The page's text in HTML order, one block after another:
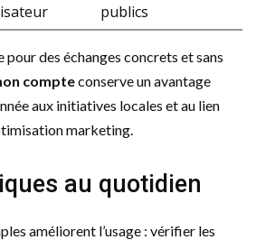
publics
des échanges concrets et sans
compteconserve un avantage
aux initiatives locales et au lien
marketing.
au quotidien
améliorent l’usage : vérifier les